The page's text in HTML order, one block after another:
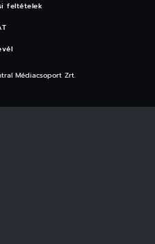
feltételek
Médiacsoport Zrt.